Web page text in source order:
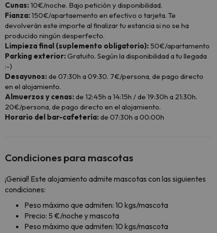
Cunas:10€/noche. Bajo petición y disponibilidad.
Fianza:150€/apartaemento en efectivo o tarjeta. Te
devolverán este importe al finalizar tu estancia si no se ha
producido ningún desperfecto.
Limpieza final (suplemento obligatorio): 50€/apartamento
Parking exterior:Gratuito. Según la disponibilidad a tu llegada
:-)
Desayunos:de 07:30h a 09:30. 7€/persona, de pago directo
en el alojamiento.
Almuerzos y cenas:de 12:45h a 14:15h / de 19:30h a 21:30h.
20€/persona, de pago directo en el alojamiento.
Horario del bar-cafetería:de 07:30h a 00:00h
Condiciones para mascotas
¡Genial! Este alojamiento admite mascotas con las siguientes
condiciones:
Peso máximo que admiten: 10 kgs/mascota
Precio: 5 €/noche y mascota
Peso máximo que admiten: 10 kgs/mascota